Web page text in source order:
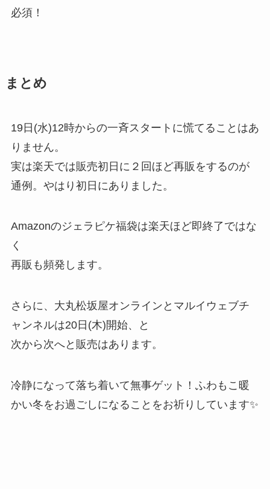
必須！
まとめ
19日(水)12時からの一斉スタートに慌てることはあ
りません。
実は楽天では販売初日に２回ほど再販をするのが
通例。やはり初日にありました。
Amazonのジェラピケ福袋は楽天ほど即終了ではな
く
再販も頻発します。
さらに、大丸松坂屋オンラインとマルイウェブチ
ャンネルは20日(木)開始、と
次から次へと販売はあります。
冷静になって落ち着いて無事ゲット！ふわもこ暖
かい冬をお過ごしになることをお祈りしています✨